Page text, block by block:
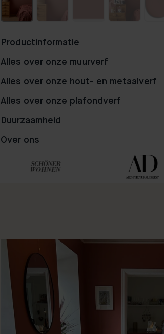
Productinformatie
Alles over onze muurverf
Alles over onze hout- en metaalverf
Alles over onze plafondverf
Duurzaamheid
Over ons